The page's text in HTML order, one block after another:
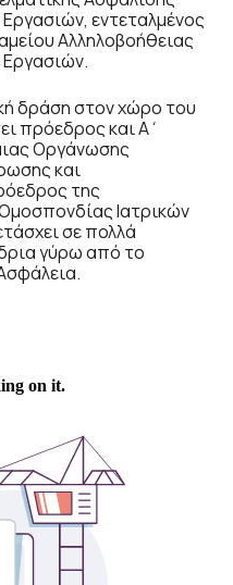
εντεταλμένος
Αλληλοβοήθειας
δράση στον χώρο του
πρόεδρος και Α΄
Οργάνωσης
και
της
Ιατρικών
σε πολλά
γύρω από το